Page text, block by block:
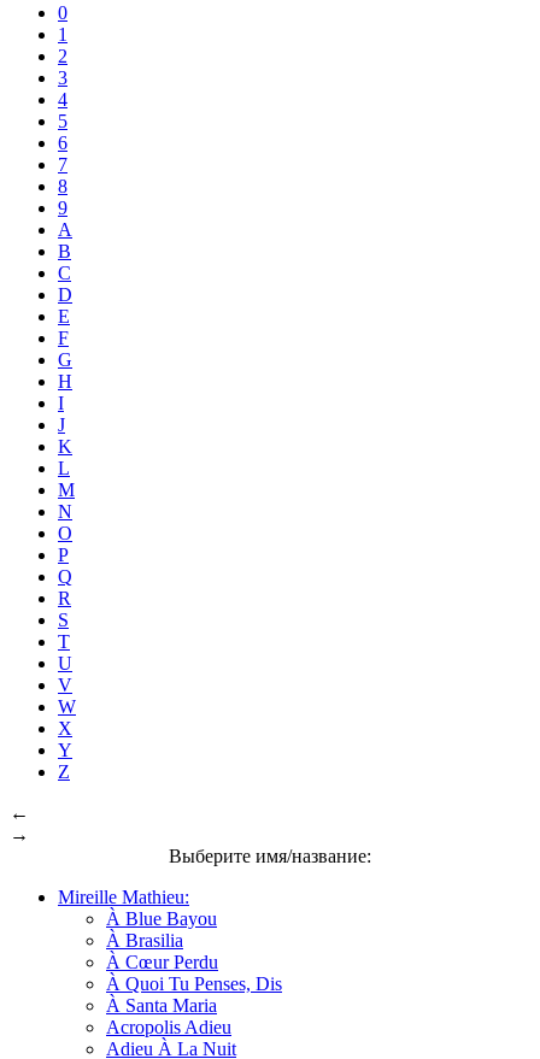
0
1
2
3
4
5
6
7
8
9
A
B
C
D
E
F
G
H
I
J
K
L
M
N
O
P
Q
R
S
T
U
V
W
X
Y
Z
←
→
Выберите имя/название:
Mireille Mathieu:
À Blue Bayou
À Brasilia
À Cœur Perdu
À Quoi Tu Penses, Dis
À Santa Maria
Acropolis Adieu
Adieu À La Nuit